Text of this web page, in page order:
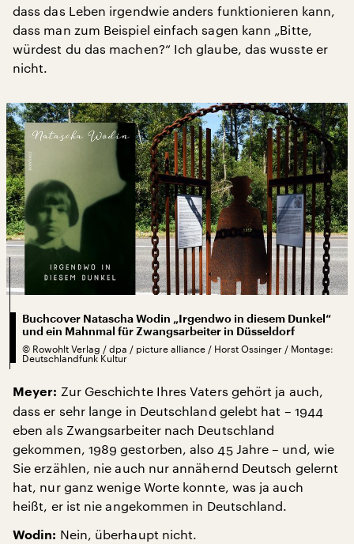
dass das Leben irgendwie anders funktionieren kann,
dass man zum Beispiel einfach sagen kann „Bitte,
würdest du das machen?“ Ich glaube, das wusste er
nicht.
Buchcover Natascha Wodin „Irgendwo in diesem Dunkel“
und ein Mahnmal für Zwangsarbeiter in Düsseldorf
© Rowohlt Verlag / dpa / picture alliance / Horst Ossinger / Montage:
Deutschlandfunk Kultur
Meyer: Zur Geschichte Ihres Vaters gehört ja auch,
dass er sehr lange in Deutschland gelebt hat – 1944
eben als Zwangsarbeiter nach Deutschland
gekommen, 1989 gestorben, also 45 Jahre – und, wie
Sie erzählen, nie auch nur annähernd Deutsch gelernt
hat, nur ganz wenige Worte konnte, was ja auch
heißt, er ist nie angekommen in Deutschland.
Wodin: Nein, überhaupt nicht.